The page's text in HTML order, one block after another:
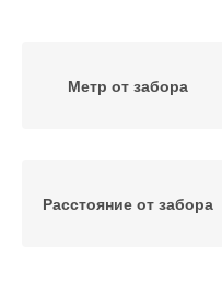
Метр от забора
Расстояние от забора